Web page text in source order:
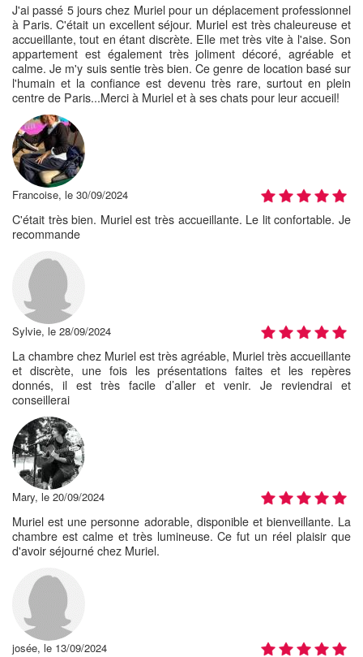
J'ai passé 5 jours chez Muriel pour un déplacement professionnel
à Paris. C'était un excellent séjour. Muriel est très chaleureuse et
accueillante, tout en étant discrète. Elle met très vite à l'aise. Son
appartement est également très joliment décoré, agréable et
calme. Je m'y suis sentie très bien. Ce genre de location basé sur
l'humain et la confiance est devenu très rare, surtout en plein
centre de Paris...Merci à Muriel et à ses chats pour leur accueil!
Francoise, le 30/09/2024
C'était très bien. Muriel est très accueillante. Le lit confortable. Je
recommande
Sylvie, le 28/09/2024
La chambre chez Muriel est très agréable, Muriel très accueillante
et discrète, une fois les présentations faites et les repères
donnés, il est très facile d’aller et venir. Je reviendrai et
conseillerai
Mary, le 20/09/2024
Muriel est une personne adorable, disponible et bienveillante. La
chambre est calme et très lumineuse. Ce fut un réel plaisir que
d'avoir séjourné chez Muriel.
josée, le 13/09/2024